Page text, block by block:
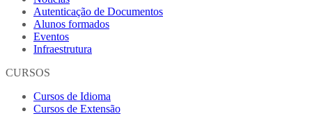
Autenticação de Documentos
Alunos formados
Eventos
Infraestrutura
CURSOS
Cursos de Idioma
Cursos de Extensão